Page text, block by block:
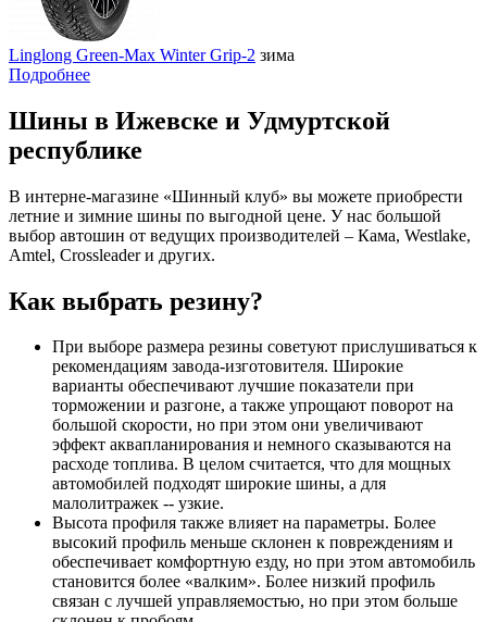
Linglong Green-Max Winter Grip-2 зима
Подробнее
Шины в Ижевске и Удмуртской
республике
В интерне-магазине «Шинный клуб» вы можете приобрести
летние и зимние шины по выгодной цене. У нас большой
выбор автошин от ведущих производителей – Кама, Westlake,
Amtel, Crossleader и других.
Как выбрать резину?
При выборе размера резины советуют прислушиваться к
рекомендациям завода-изготовителя. Широкие
варианты обеспечивают лучшие показатели при
торможении и разгоне, а также упрощают поворот на
большой скорости, но при этом они увеличивают
эффект аквапланирования и немного сказываются на
расходе топлива. В целом считается, что для мощных
автомобилей подходят широкие шины, а для
малолитражек -- узкие.
Высота профиля также влияет на параметры. Более
высокий профиль меньше склонен к повреждениям и
обеспечивает комфортную езду, но при этом автомобиль
становится более «валким». Более низкий профиль
связан с лучшей управляемостью, но при этом больше